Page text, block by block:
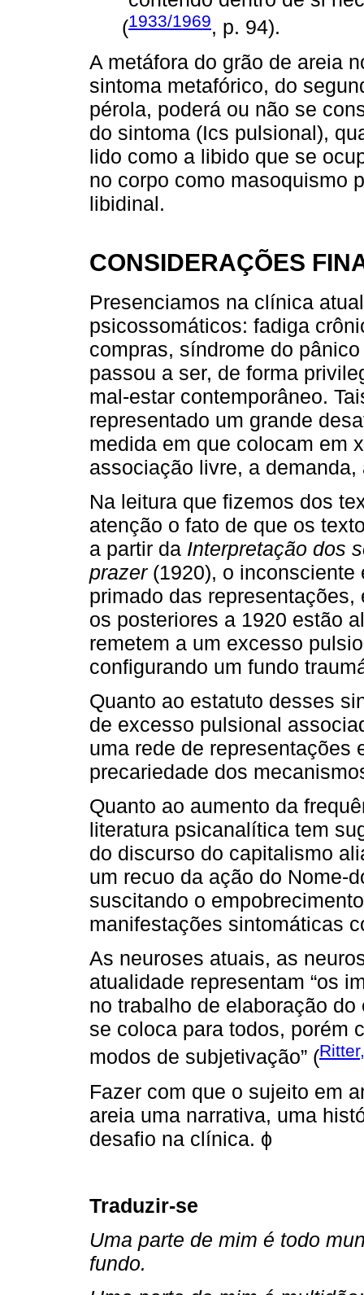
(1933/1969, p. 94).
A metáfora do grão de areia
sintoma metafórico, do
pérola, poderá ou não se
do sintoma (Ics pulsional),
lido como a libido que se
no corpo como masoquismo
libidinal.
CONSIDERAÇÕES
Presenciamos na clínica
psicossomáticos: fadiga
compras, síndrome do
passou a ser, de forma
mal-estar contemporâneo.
representado um grande
medida em que colocam em
associação livre, a
Na leitura que fizemos dos
atenção o fato de que os
a partir da Interpretação dos
prazer(1920), o inconsciente
primado das
os posteriores a 1920 estão
remetem a um excesso
configurando um fundo
Quanto ao estatuto desses
de excesso pulsional
uma rede de representações
precariedade dos
Quanto ao aumento da
literatura psicanalítica tem
do discurso do capitalismo
um recuo da ação do Nome-
suscitando o
manifestações sintomáticas
As neuroses atuais, as
atualidade representam “os
no trabalho de elaboração
se coloca para todos, porém
modos de subjetivação” (
Fazer com que o sujeito em
areia uma narrativa, uma
desafio na clínica. ϕ
Traduzir-se
Uma parte de mim é todo
fundo.